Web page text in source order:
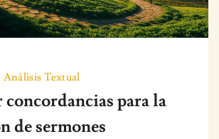
Análisis Textual
concordancias para la
de sermones